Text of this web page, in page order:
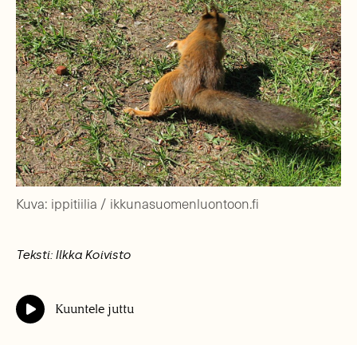
Kuva: ippitiilia / ikkunasuomenluontoon.fi
Teksti: Ilkka Koivisto
Kuuntele juttu